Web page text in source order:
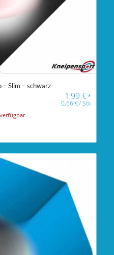
– Slim – schwarz
1,99€*
0,66€/Stk